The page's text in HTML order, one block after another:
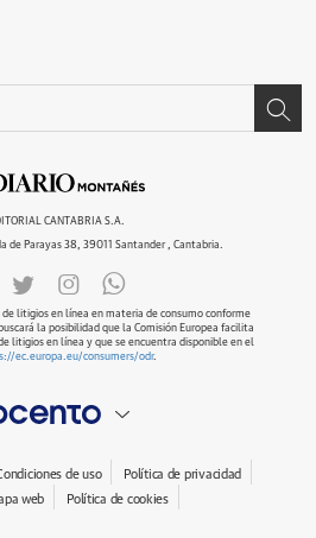
CANTABRIA S.A.
de Parayas 38, 39011 Santander , Cantabria.
litigios en línea en materia de consumo conforme
la posibilidad que la Comisión Europea facilita
litigios en línea y que se encuentra disponible en el
ec.europa.eu/consumers/odr.
de uso
Política de privacidad
web Política de cookies